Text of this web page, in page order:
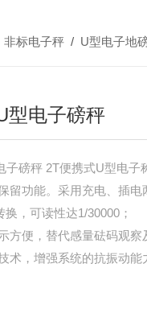
非标电子秤 / U型电子地
型电子磅秤
子磅秤 2T便携式U型电子
留功能。采用充电、插电
换，可读性达1/30000；
方便，替代感量砝码观察
术，增强系统的抗振动能